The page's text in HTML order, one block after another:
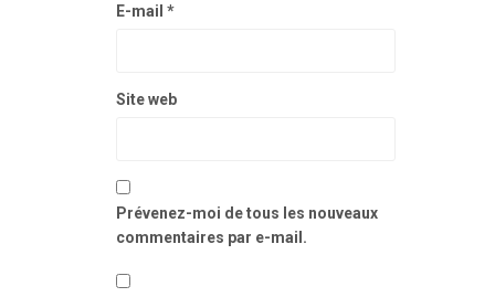
E-mail *
Site web
Prévenez-moi de tous les nouveaux
commentaires par e-mail.